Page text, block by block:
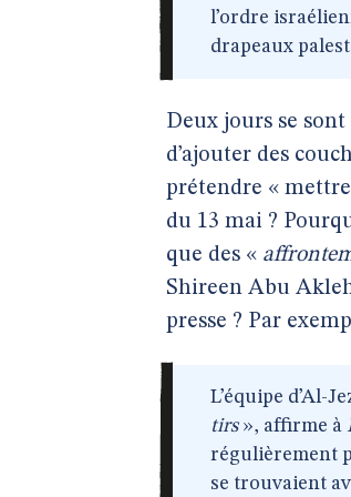
l’ordre
drapeaux
Deux jours se
d’ajouter des
prétendre « mettre
du 13 mai ?
que des «
Shireen Abu
presse ? Par
L’équipe d’Al-
tirs», affirme à
régulièrement
se trouvaient